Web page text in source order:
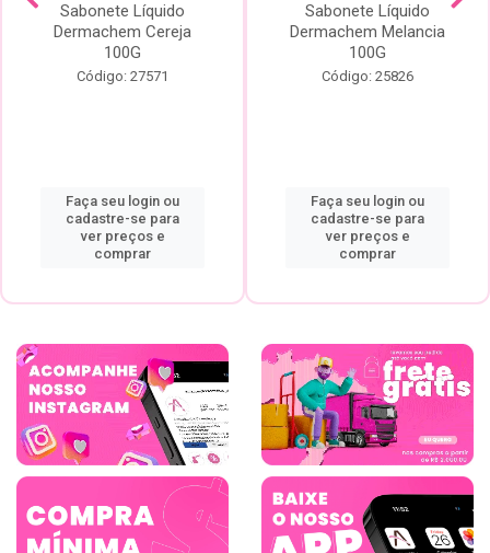
Sabonete Líquido
Dermachem Cereja
100G
Código: 27571
Faça seu login ou
cadastre-se para
ver preços e
comprar
Sabonete Líquido
Dermachem Melancia
100G
Código: 25826
Faça seu login ou
cadastre-se para
ver preços e
comprar